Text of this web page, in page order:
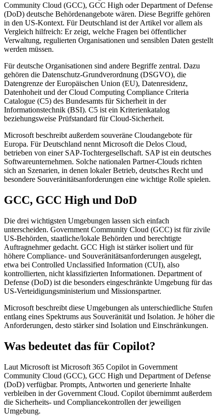
Community Cloud (GCC), GCC High oder Department of Defense
(DoD) deutsche Behördenangebote wären. Diese Begriffe gehören
in den US-Kontext. Für Deutschland ist der Artikel vor allem als
Vergleich hilfreich: Er zeigt, welche Fragen bei öffentlicher
Verwaltung, regulierten Organisationen und sensiblen Daten gestellt
werden müssen.
Für deutsche Organisationen sind andere Begriffe zentral. Dazu
gehören die Datenschutz-Grundverordnung (DSGVO), die
Datengrenze der Europäischen Union (EU), Datenresidenz,
Datenhoheit und der Cloud Computing Compliance Criteria
Catalogue (C5) des Bundesamts für Sicherheit in der
Informationstechnik (BSI). C5 ist ein Kriterienkatalog
beziehungsweise Prüfstandard für Cloud-Sicherheit.
Microsoft beschreibt außerdem souveräne Cloudangebote für
Europa. Für Deutschland nennt Microsoft die Delos Cloud,
betrieben von einer SAP-Tochtergesellschaft. SAP ist ein deutsches
Softwareunternehmen. Solche nationalen Partner-Clouds richten
sich an Szenarien, in denen lokaler Betrieb, deutsches Recht und
besondere Souveränitätsanforderungen eine wichtige Rolle spielen.
GCC, GCC High und DoD
Die drei wichtigsten Umgebungen lassen sich einfach
unterscheiden. Government Community Cloud (GCC) ist für zivile
US-Behörden, staatliche/lokale Behörden und berechtigte
Auftragnehmer gedacht. GCC High ist stärker isoliert und für
höhere Compliance- und Souveränitätsanforderungen ausgelegt,
etwa bei Controlled Unclassified Information (CUI), also
kontrollierten, nicht klassifizierten Informationen. Department of
Defense (DoD) ist die besonders eingeschränkte Umgebung für das
US-Verteidigungsministerium und Missionspartner.
Microsoft beschreibt diese Umgebungen als unterschiedliche Stufen
entlang eines Spektrums aus Souveränität und Isolation. Je höher die
Anforderungen, desto stärker sind Isolation und Einschränkungen.
Was bedeutet das für Copilot?
Laut Microsoft ist Microsoft 365 Copilot in Government
Community Cloud (GCC), GCC High und Department of Defense
(DoD) verfügbar. Prompts, Antworten und generierte Inhalte
verbleiben in der Government Cloud. Copilot übernimmt außerdem
die Sicherheits- und Compliancekontrollen der jeweiligen
Umgebung.